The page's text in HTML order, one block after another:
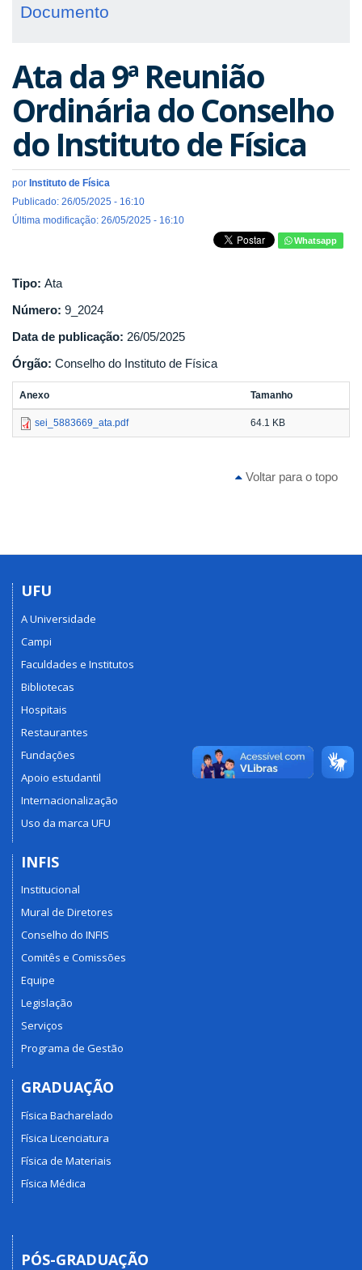
Documento
Ata da 9ª Reunião
Ordinária do Conselho
do Instituto de Física
por Instituto de Física
Publicado: 26/05/2025 - 16:10
Última modificação: 26/05/2025 - 16:10
Whatsapp
Tipo: Ata
Número: 9_2024
Data de publicação: 26/05/2025
Órgão: Conselho do Instituto de Física
Anexo Tamanho
sei_5883669_ata.pdf 64.1 KB
Voltar para o topo
UFU
A Universidade
Campi
Faculdades e Institutos
Bibliotecas
Hospitais
Restaurantes
Fundações
Apoio estudantil
Internacionalização
Uso da marca UFU
INFIS
Institucional
Mural de Diretores
Conselho do INFIS
Comitês e Comissões
Equipe
Legislação
Serviços
Programa de Gestão
GRADUAÇÃO
Física Bacharelado
Física Licenciatura
Física de Materiais
Física Médica
PÓS-GRADUAÇÃO